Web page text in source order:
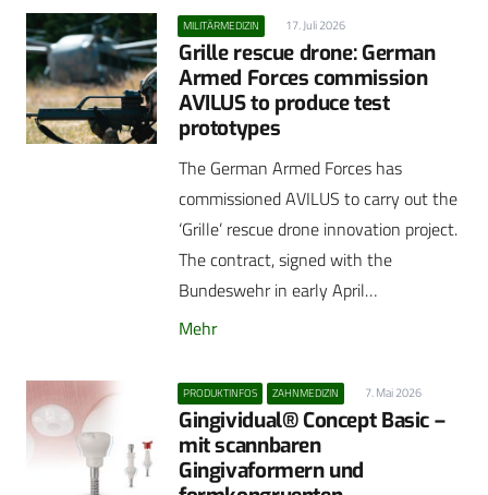
MILITÄRMEDIZIN 17. Juli 2026
Grille rescue drone: German
Armed Forces commission
AVILUS to produce test
prototypes
The German Armed Forces has
commissioned AVILUS to carry out the
‘Grille’ rescue drone innovation project.
The contract, signed with the
Bundeswehr in early April…
Mehr
PRODUKTINFOS ZAHNMEDIZIN 7. Mai 2026
Gingividual® Concept Basic –
mit scannbaren
Gingivaformern und